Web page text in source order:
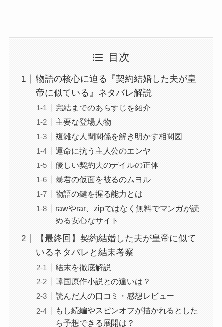
目次
物語の核心に迫る『契約結婚した夫が皇
帝に似ている』ネタバレ解説
完結までのあらすじを紹介
主要な登場人物
複雑な人間関係を解き明かす相関図
運命に抗う主人公のエンヤ
優しい契約夫のデイルの正体
暴君の仮面を被るのムヨル
物語の鍵を握る能力とは
rawやrar、zipではなく無料でマンガが読
める安心なサイト
【最終回】契約結婚した夫が皇帝に似て
いるネタバレと結末考察
結末を徹底解説
韓国原作小説との違いは？
読んだ人の口コミ・感想レビュー
もし続編やスピンオフが描かれるとした
ら予想できる展開は？